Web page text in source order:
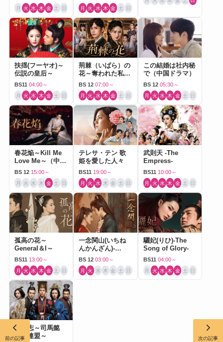
月 火 水 木 金 土 日 月 火 水 木 金 土 日
扶揺(フーヤオ)～
伝説の皇后～
BS11 04:00～
月 火 水 木 金 土 日
荊棘（いばら）の
花～奪われた私～
（中国ドラマ）
BS 12 07:00～
月 火 水 木 金 土 日
この結婚は社内秘
で（中国ドラマ）
BS 12 05:30～
月 火 水 木 金 土 日
春花焔～Kill Me
Love Me～（中国
ドラマ）
BS 12 15:00～
月 火 水 木 金 土 日
テレサ・テン 歌
姫を愛した人々
BS11 19:00～
月 火 水 木 金 土 日
武則天 -The
Empress-
BS11 10:00～
月 火 水 木 金 土 日
孤高の花～
General＆I～
BS11 13:00～
月 火 水 木 金 土 日
一念関山(いちね
んかんざん)-
Journey to Love-
BS 12 03:00～
月 火 水 木 金 土 日
驪妃(りひ)-The
Song of Glory-
BS11 04:00～
月 火 水 木 金 土 日
三国志～司馬懿
軍師連盟～
前の記事 次の記事